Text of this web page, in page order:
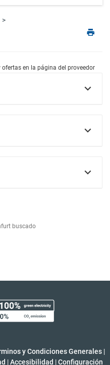
>
en la página del proveedor
buscado
y Condiciones Generales |
| Accesibilidad | Configuración